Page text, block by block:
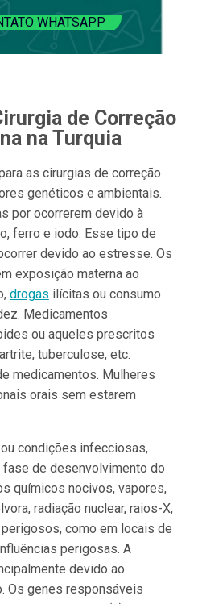
WHATSAPP
de Correção
na Turquia
as cirurgias de correção
genéticos e ambientais.
por ocorrerem devido à
ferro e iodo. Esse tipo de
devido ao estresse. Os
exposição materna ao
drogas ilícitas ou consumo
Medicamentos
ou aqueles prescritos
tuberculose, etc.
medicamentos. Mulheres
orais sem estarem
condições infecciosas,
fase de desenvolvimento do
químicos nocivos, vapores,
radiação nuclear, raios-X,
como em locais de
perigosas. A
devido ao
Os genes responsáveis